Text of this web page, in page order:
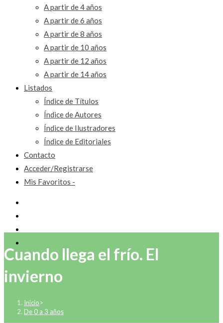
A partir de 4 años
A partir de 6 años
A partir de 8 años
A partir de 10 años
A partir de 12 años
A partir de 14 años
Listados
Índice de Títulos
Índice de Autores
Índice de Ilustradores
Índice de Editoriales
Contacto
Acceder/Registrarse
Mis Favoritos -
Cuando llega el frío. El
invierno
Inicio>
De 0 a 3 años